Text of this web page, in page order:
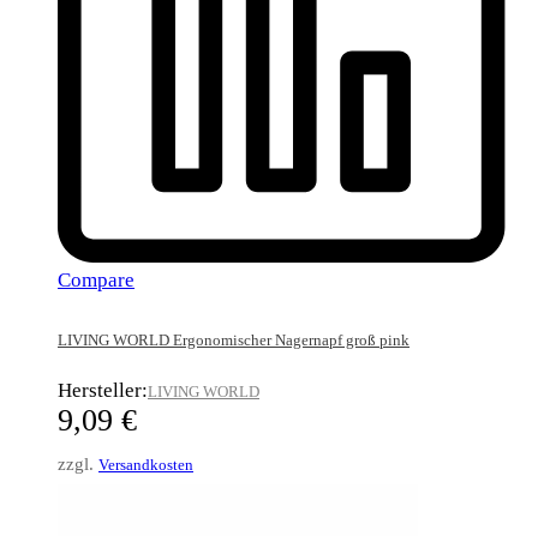
Compare
LIVING WORLD Ergonomischer Nagernapf groß pink
Hersteller:LIVING WORLD
9,09 €
zzgl. Versandkosten